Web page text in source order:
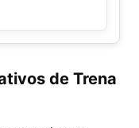
de Trena